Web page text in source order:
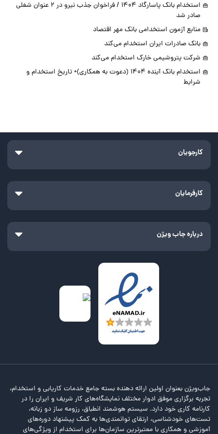
استخدام بانک پاسارگاد 1404 / فراخوان جذب نیرو در 2 عنوان شغلی
صادر شد
منابع آزمون استخدامی بانک مهر اقتصاد
بانک صادرات ایران استخدام می‌کند
شرکت پتروشیمی خارک استخدام می‌کند
استخدام بانک آینده 1404 (دعوت به همکاری)+ تاریخ استخدام و
شرایط
کارجویان
کارفرمایان
درباره جاب ویژن
جاب‌ویژن بعنوان اولین ارائه دهنده بسته جامع خدمات کاریابی و استخدام،
تجربه برگزاری موفق ادوار مختلف نمایشگاه‌های کار شریف و ایران را در
کارنامه کاری خود دارد. سیستم هوشمند انطباق، رزومه ساز دو زبانه،
تست‌های خودشناسی، ارتقای توانمندی‌ها به کمک پیشنهاد دوره‌های
آموزشی و همکاری با معتبرترین سازمان‌ها برای استخدام از ویژگی‌های